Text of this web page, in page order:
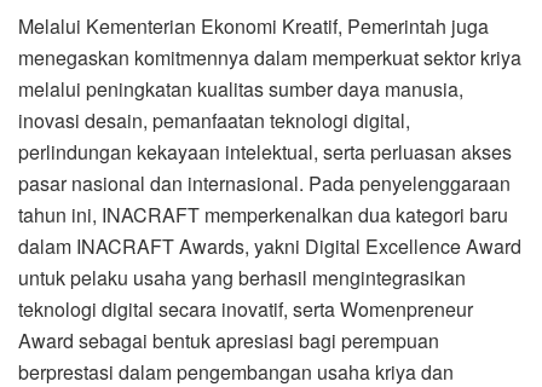
Melalui Kementerian Ekonomi Kreatif, Pemerintah juga
menegaskan komitmennya dalam memperkuat sektor kriya
melalui peningkatan kualitas sumber daya manusia,
inovasi desain, pemanfaatan teknologi digital,
perlindungan kekayaan intelektual, serta perluasan akses
pasar nasional dan internasional. Pada penyelenggaraan
tahun ini, INACRAFT memperkenalkan dua kategori baru
dalam INACRAFT Awards, yakni Digital Excellence Award
untuk pelaku usaha yang berhasil mengintegrasikan
teknologi digital secara inovatif, serta Womenpreneur
Award sebagai bentuk apresiasi bagi perempuan
berprestasi dalam pengembangan usaha kriya dan